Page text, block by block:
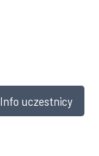
Info uczestnicy